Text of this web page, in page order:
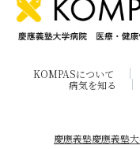
KOMPASについて
病気を知る
慶應義塾慶應義塾